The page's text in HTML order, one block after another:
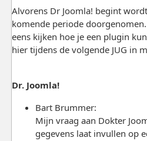
Alvorens Dr Joomla! begint
komende periode
eens kijken hoe je een plugin
hier tijdens de volgende JUG in
Dr. Joomla!
Bart Brummer:
Mijn vraag aan Dokter
gegevens laat invullen op